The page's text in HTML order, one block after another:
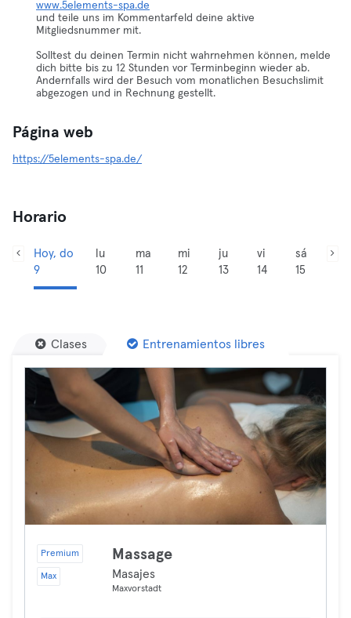
www.5elements-spa.de
und teile uns im Kommentarfeld deine aktive
Mitgliedsnummer mit.
Solltest du deinen Termin nicht wahrnehmen können, melde
dich bitte bis zu 12 Stunden vor Terminbeginn wieder ab.
Andernfalls wird der Besuch vom monatlichen Besuchslimit
abgezogen und in Rechnung gestellt.
Página web
https://5elements-spa.de/
Horario
Hoy, do
9
lu
10
ma
11
mi
12
ju
13
vi
14
sá
15
Clases Entrenamientos libres
Premium
Max
Massage
Masajes
Maxvorstadt